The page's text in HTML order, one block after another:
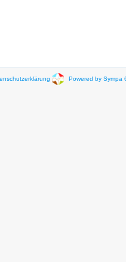
Powered by Sympa